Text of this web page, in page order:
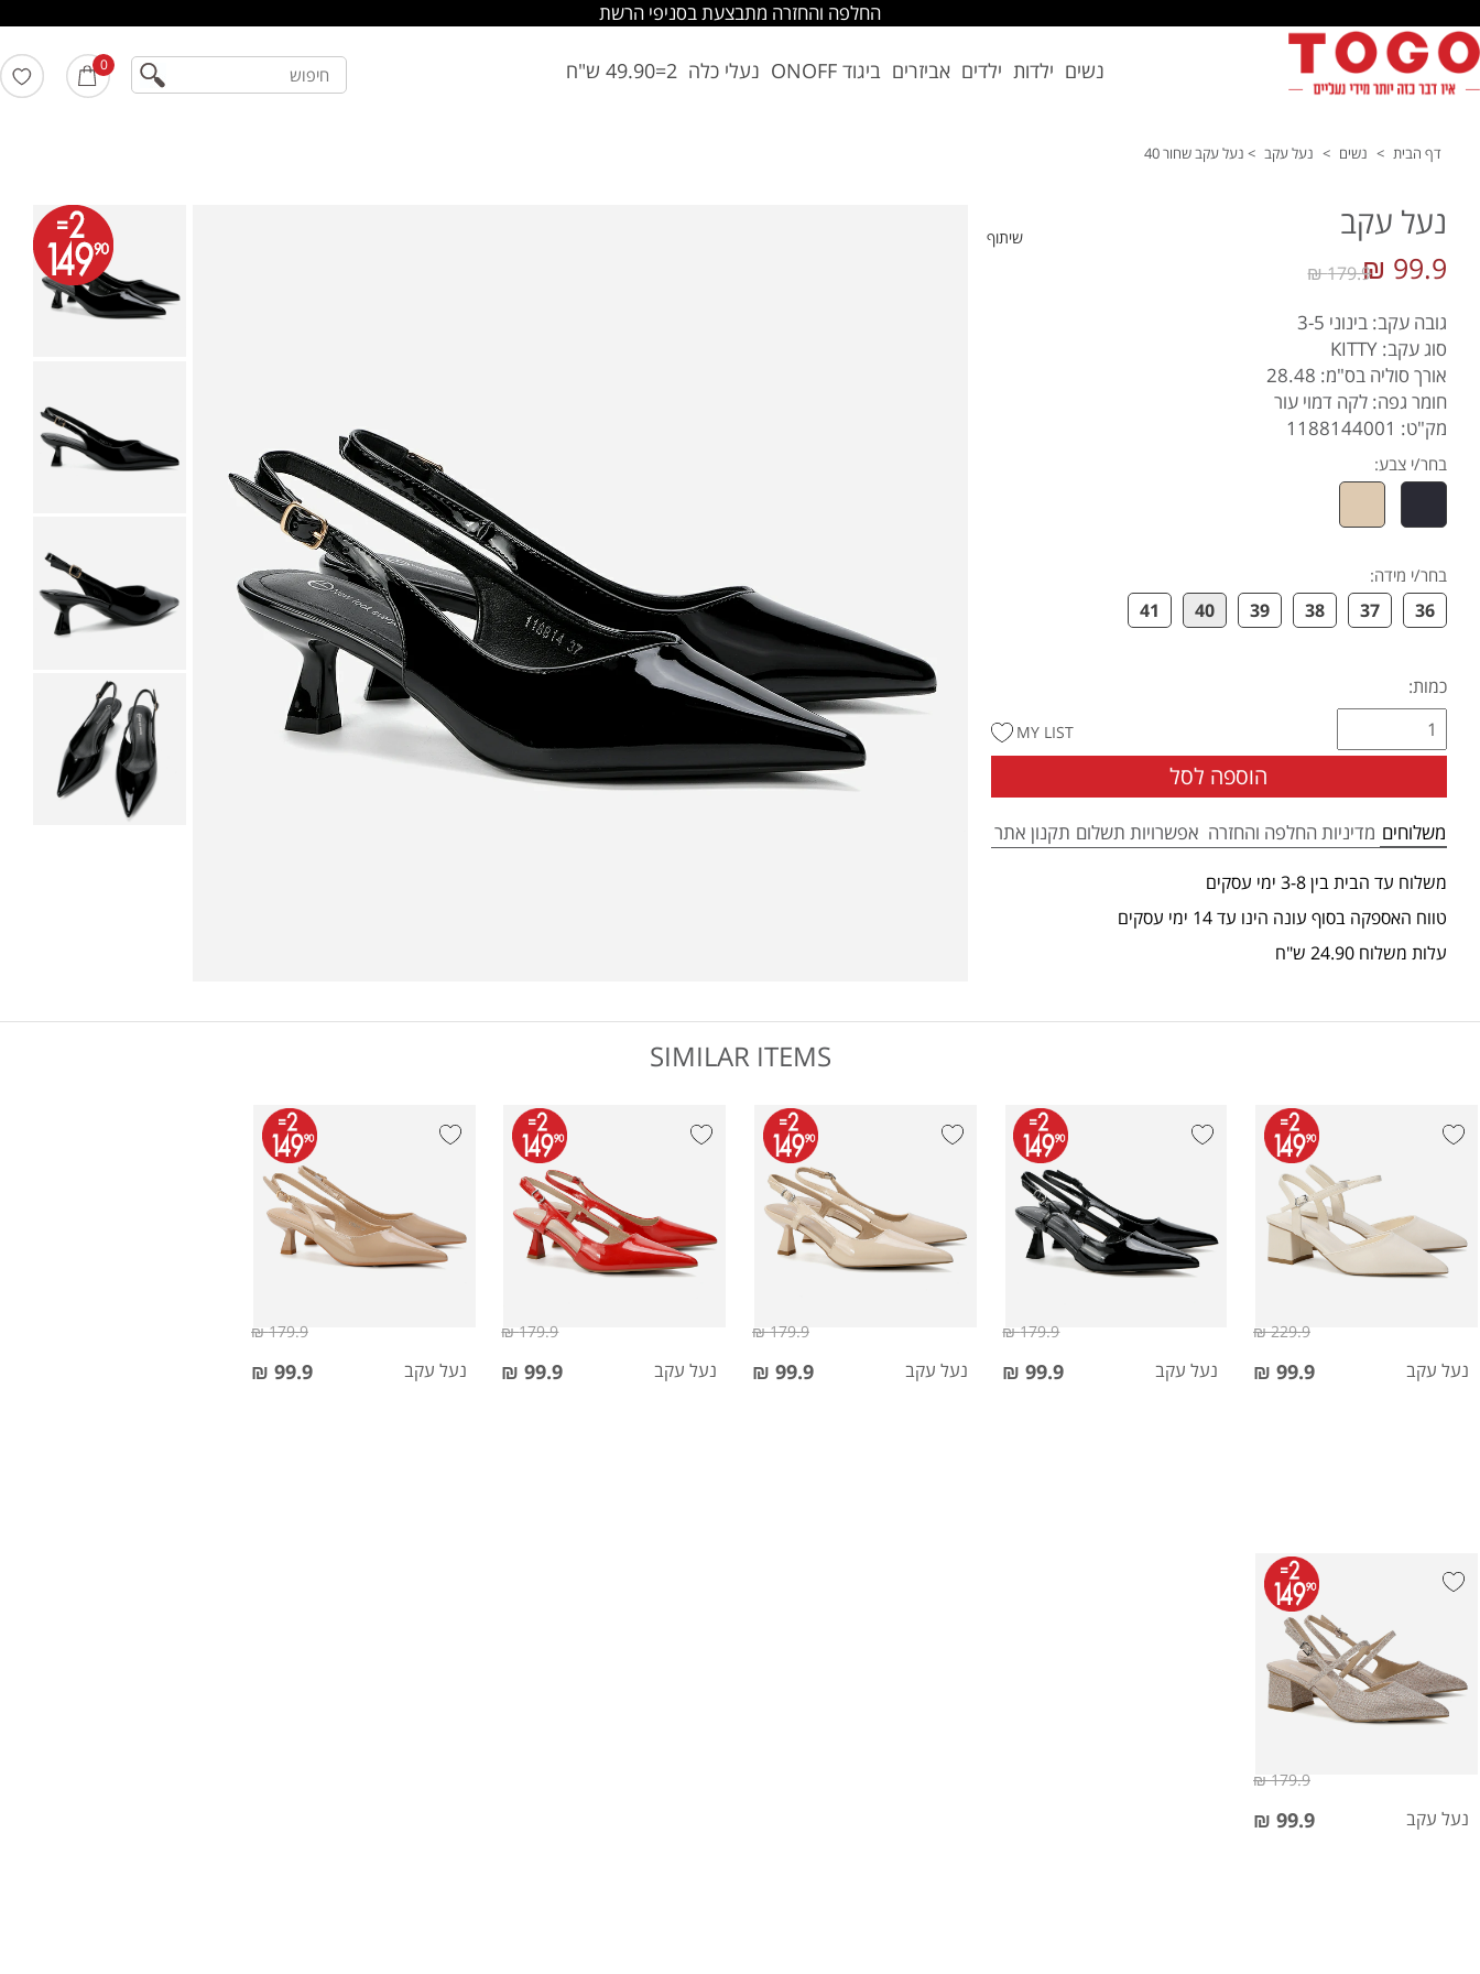
החלפה והחזרה מתבצעת בסניפי הרשת
נשים ילדות ילדים אביזרים ביגוד ONOFF נעלי כלה 2=49.90 ש"ח 0 חיפוש
דף הבית > נשים > נעל עקב > נעל עקב שחור 40
שיתוף נעל עקב
99.9 ₪
179.9 ₪
גובה עקב: בינוני 3-5
סוג עקב: KITTY
אורך סוליה בס"מ: 28.48
חומר גפה: לקה דמוי עור
מק"ט: 1188144001
בחר/י צבע:
בחר/י מידה:
36
37
38
39
40
41
כמות:
הוספה לסל
MY LIST
משלוחים מדיניות החלפה והחזרה אפשרויות תשלום תקנון אתר
משלוח עד הבית בין 3-8 ימי עסקים
טווח האספקה בסוף עונה הינו עד 14 ימי עסקים
עלות משלוח 24.90 ש"ח
SIMILAR ITEMS
נעל עקב 99.9 ₪
229.9 ₪
נעל עקב 99.9 ₪
179.9 ₪
נעל עקב 99.9 ₪
179.9 ₪
נעל עקב 99.9 ₪
179.9 ₪
נעל עקב 99.9 ₪
179.9 ₪
נעל עקב 99.9 ₪
179.9 ₪